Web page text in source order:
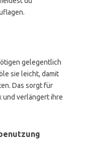
gelegentlich
sie leicht, damit
Das sorgt für
und verlängert ihre